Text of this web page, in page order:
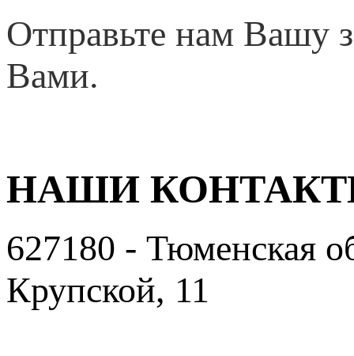
Отправьте нам Вашу
Вами.
НАШИ
627180 - Тюменская
Крупской, 11